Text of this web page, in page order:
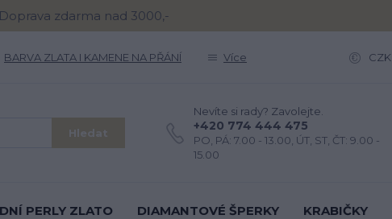
Doprava zdarma nad 3000,-
BARVA ZLATA I KAMENE NA PŘÁNÍ Více CZK
Hledat
Nevíte si rady? Zavolejte.
+420 774 444 475
PO, PÁ: 7.00 - 13.00, ÚT, ST, ČT: 9.00 -
15.00
PERLY ZLATO DIAMANTOVÉ ŠPERKY KRABIČKY